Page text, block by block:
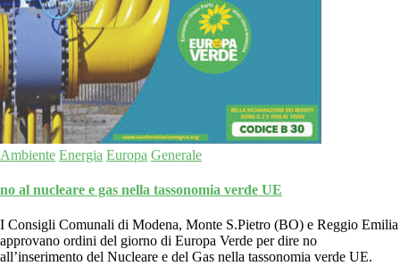
Ambiente Energia Europa Generale
no al nucleare e gas nella tassonomia verde UE
I Consigli Comunali di Modena, Monte S.Pietro (BO) e Reggio Emilia
approvano ordini del giorno di Europa Verde per dire no
all’inserimento del Nucleare e del Gas nella tassonomia verde UE.